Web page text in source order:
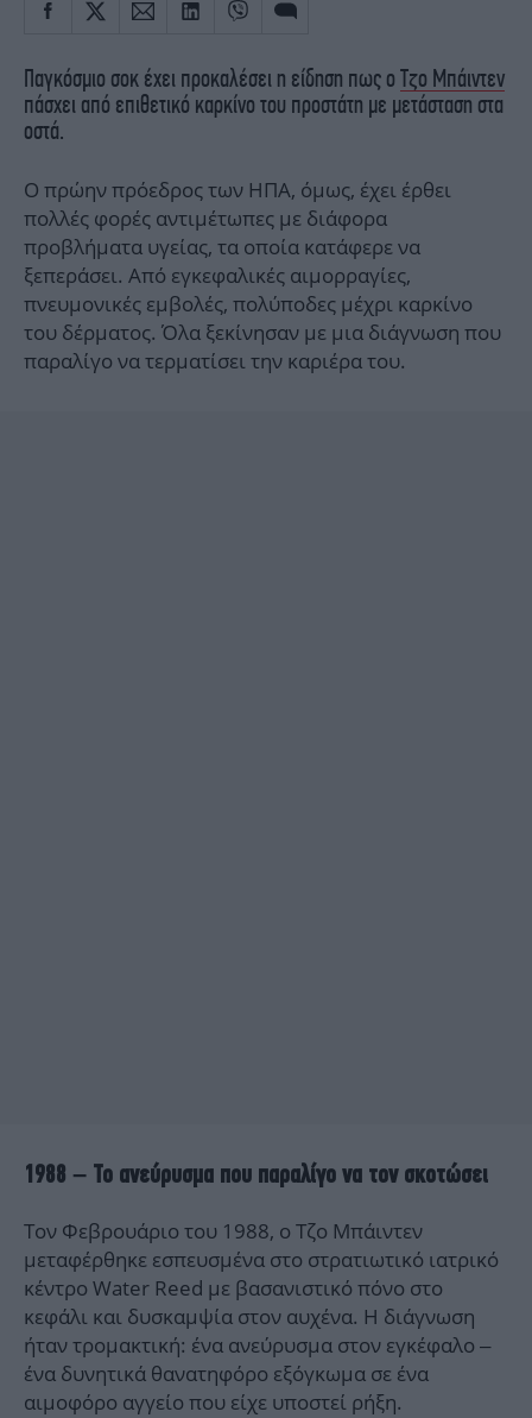
Παγκόσμιο σοκ έχει προκαλέσει η είδηση πως ο Τζο Μπάιντεν
πάσχει από επιθετικό καρκίνο του προστάτη με μετάσταση στα
οστά.
Ο πρώην πρόεδρος των ΗΠΑ, όμως, έχει έρθει
πολλές φορές αντιμέτωπες με διάφορα
προβλήματα υγείας, τα οποία κατάφερε να
ξεπεράσει. Από εγκεφαλικές αιμορραγίες,
πνευμονικές εμβολές, πολύποδες μέχρι καρκίνο
του δέρματος. Όλα ξεκίνησαν με μια διάγνωση που
παραλίγο να τερματίσει την καριέρα του.
1988 – Το ανεύρυσμα που παραλίγο να τον σκοτώσει
Τον Φεβρουάριο του 1988, ο Τζο Μπάιντεν
μεταφέρθηκε εσπευσμένα στο στρατιωτικό ιατρικό
κέντρο Water Reed με βασανιστικό πόνο στο
κεφάλι και δυσκαμψία στον αυχένα. Η διάγνωση
ήταν τρομακτική: ένα ανεύρυσμα στον εγκέφαλο –
ένα δυνητικά θανατηφόρο εξόγκωμα σε ένα
αιμοφόρο αγγείο που είχε υποστεί ρήξη.